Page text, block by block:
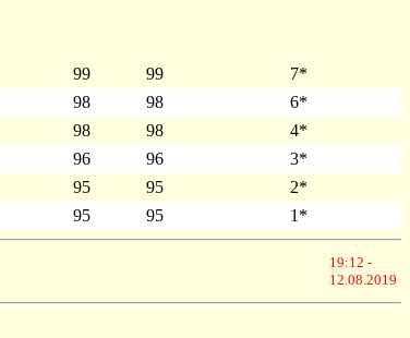
99 99
7*
98 98
6*
98 98
4*
96 96
3*
95 95
2*
95 95 1*
19:12 -
12.08.2019